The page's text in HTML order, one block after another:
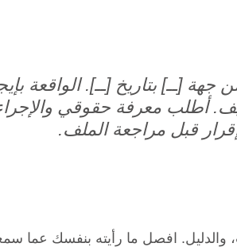
[ــ] بتاريخ [ــ]. الواقعة
أطلب معرفة حقوقي
قبل مراجعة الملف.
والدليل. افصل ما رأيته بنفسك عما